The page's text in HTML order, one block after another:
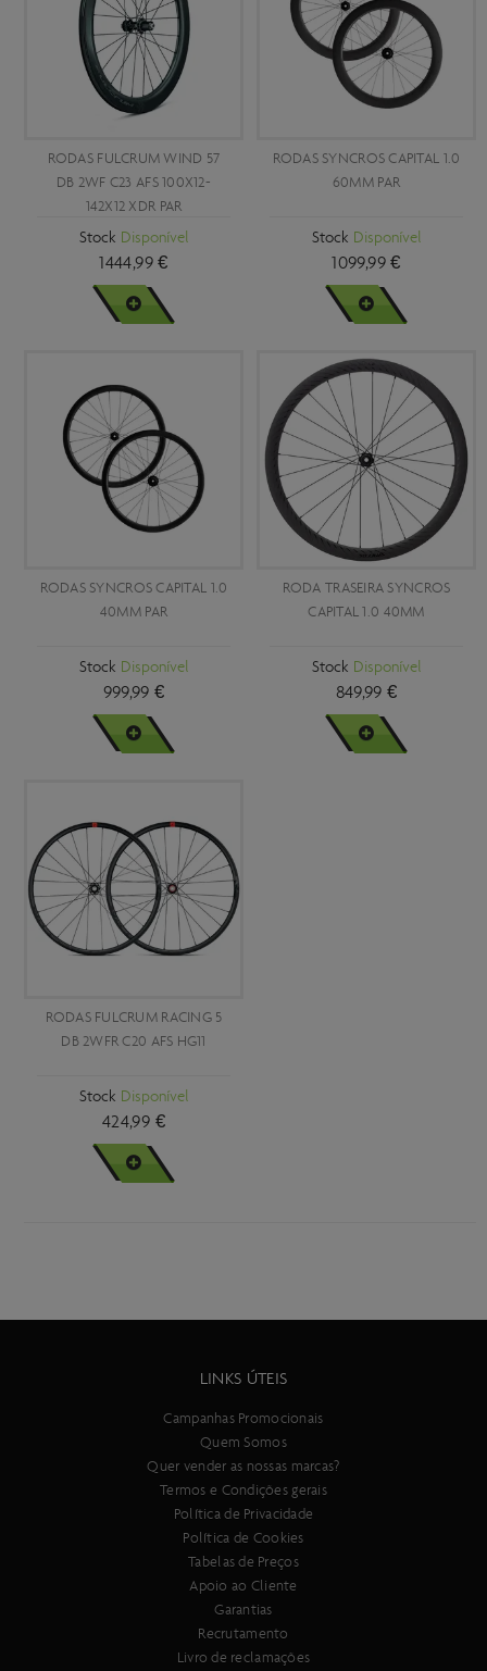
RODAS FULCRUM WIND 57
DB 2WF C23 AFS 100X12-
142X12 XDR PAR
Stock Disponível
1444,99 €
VER MAIS
RODAS SYNCROS CAPITAL 1.0
60MM PAR
Stock Disponível
1099,99 €
VER MAIS
RODAS SYNCROS CAPITAL 1.0
40MM PAR
Stock Disponível
999,99 €
VER MAIS
RODA TRASEIRA SYNCROS
CAPITAL 1.0 40MM
Stock Disponível
849,99 €
VER MAIS
RODAS FULCRUM RACING 5
DB 2WFR C20 AFS HG11
Stock Disponível
424,99 €
VER MAIS
LINKS ÚTEIS
Campanhas Promocionais
Quem Somos
Quer vender as nossas marcas?
Termos e Condições gerais
Política de Privacidade
Política de Cookies
Tabelas de Preços
Apoio ao Cliente
Garantias
Recrutamento
Livro de reclamações